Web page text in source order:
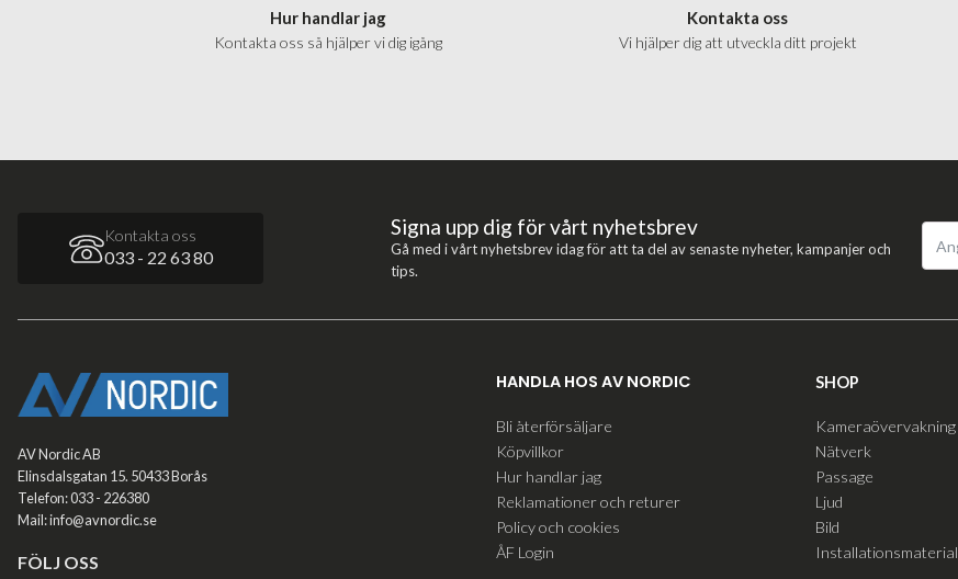
Hur handlar jag
Kontakta oss så hjälper vi dig igång
Kontakta oss
Vi hjälper dig att utveckla ditt projekt
Kontakta oss
033 - 22 63 80
Signa upp dig för vårt nyhetsbrev
Gå med i vårt nyhetsbrev idag för att ta del av senaste nyheter, kampanjer och
tips.
AV Nordic AB
Elinsdalsgatan 15. 50433 Borås
Telefon: 033 - 226380
Mail: info@avnordic.se
FÖLJ OSS
HANDLA HOS AV NORDIC
Bli återförsäljare
Köpvillkor
Hur handlar jag
Reklamationer och returer
Policy och cookies
ÅF Login
SHOP
Kameraövervakning
Nätverk
Passage
Ljud
Bild
Installationsmaterial